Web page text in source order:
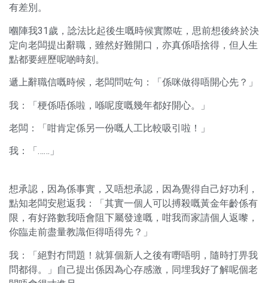
有差別。
嗰陣我31歲，諗法比起後生嘅時候實際咗，思前想後終於決
定向老闆提出辭職，雖然好難開口，亦真係唔捨得，但人生
點都要經歷呢啲時刻。
遞上辭職信嘅時候，老闆問咗句：「係咪做得唔開心先？」
我：「梗係唔係啦，喺呢度嘅幾年都好開心。」
老闆：「咁肯定係另一份嘅人工比較吸引啦！」
我：「……」
想承認，因為係事實，又唔想承認，因為覺得自己好功利，
點知老闆安慰返我：「其實一個人可以搏殺嘅黃金年齡係有
限，有好路數我唔會阻下屬發達嘅，咁我而家請個人返嚟，
你臨走前盡量教識佢得唔得先？」
我：「絕對冇問題！就算個新人之後有嘢唔明，隨時打畀我
問都得。」自己提出係因為心存感激，同埋我好了解呢個老